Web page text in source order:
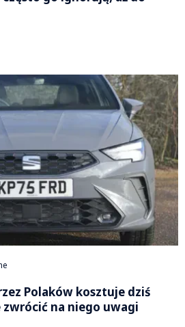
Polaków kosztuje dziś
na niego uwagi